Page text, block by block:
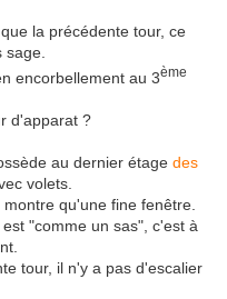
la précédente tour, ce
encorbellement au 3ème
d'apparat ?
au dernier étage des
volets.
montre qu'une fine fenêtre.
"comme un sas", c'est à
tour, il n'y a pas d'escalier